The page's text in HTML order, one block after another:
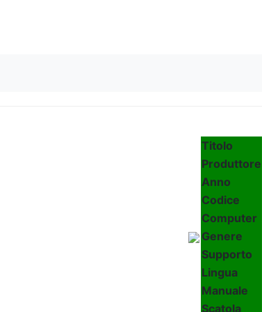
Titolo
Produttore
Anno
Codice
Computer
Genere
Supporto
Lingua
Manuale
Scatola